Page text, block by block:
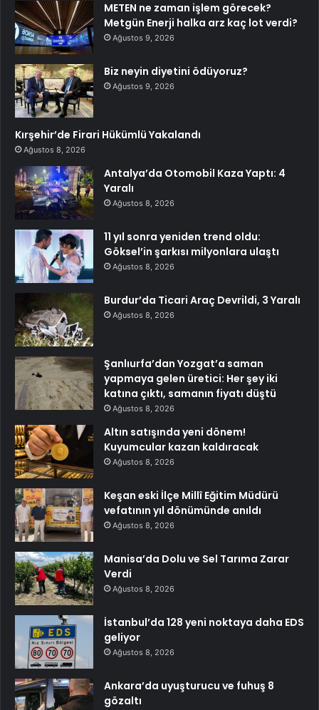
METEN ne zaman işlem görecek?
Metgün Enerji halka arz kaç lot verdi?
Ağustos 9, 2026
Biz neyin diyetini ödüyoruz?
Ağustos 9, 2026
Kırşehir’de Firari Hükümlü Yakalandı
Ağustos 8, 2026
Antalya’da Otomobil Kaza Yaptı: 4
Yaralı
Ağustos 8, 2026
11 yıl sonra yeniden trend oldu:
Göksel’in şarkısı milyonlara ulaştı
Ağustos 8, 2026
Burdur’da Ticari Araç Devrildi, 3 Yaralı
Ağustos 8, 2026
Şanlıurfa’dan Yozgat’a saman
yapmaya gelen üretici: Her şey iki
katına çıktı, samanın fiyatı düştü
Ağustos 8, 2026
Altın satışında yeni dönem!
Kuyumcular kazan kaldıracak
Ağustos 8, 2026
Keşan eski İlçe Millî Eğitim Müdürü
vefatının yıl dönümünde anıldı
Ağustos 8, 2026
Manisa’da Dolu ve Sel Tarıma Zarar
Verdi
Ağustos 8, 2026
İstanbul’da 128 yeni noktaya daha EDS
geliyor
Ağustos 8, 2026
Ankara’da uyuşturucu ve fuhuş 8
gözaltı